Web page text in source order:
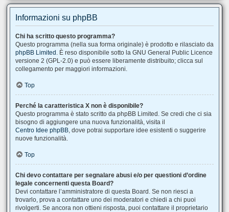
Informazioni su phpBB
Chi ha scritto questo programma?
Questo programma (nella sua forma originale) è prodotto e rilasciato da
phpBB Limited . È reso disponibile sotto la GNU General Public Licence
versione 2 (GPL-2.0) e può essere liberamente distribuito; clicca sul
collegamento per maggiori informazioni.
Top
Perché la caratteristica X non è disponibile?
Questo programma è stato scritto da phpBB Limited. Se credi che ci sia
bisogno di aggiungere una nuova funzionalità, visita il
Centro Idee phpBB, dove potrai supportare idee esistenti o suggerire
nuove funzionalità.
Top
Chi devo contattare per segnalare abusi e/o per questioni d’ordine
legale concernenti questa Board?
Devi contattare l’amministratore di questa Board. Se non riesci a
trovarlo, prova a contattare uno dei moderatori e chiedi a chi puoi
rivolgerti. Se ancora non ottieni risposta, puoi contattare il proprietario